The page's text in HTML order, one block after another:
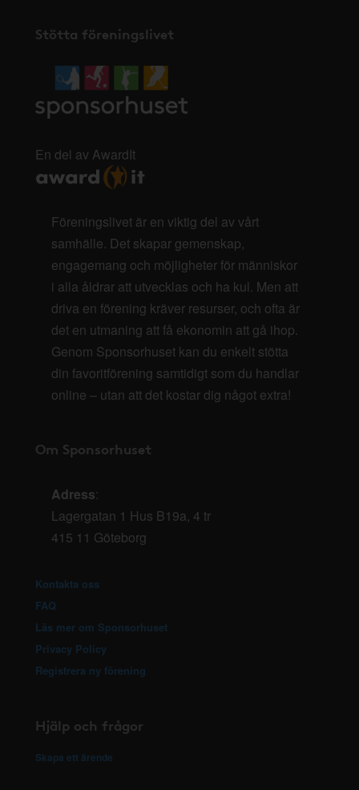
Stötta föreningslivet
En del av AwardIt
Föreningslivet är en viktig del av vårt
samhälle. Det skapar gemenskap,
engagemang och möjligheter för människor
i alla åldrar att utvecklas och ha kul. Men att
driva en förening kräver resurser, och ofta är
det en utmaning att få ekonomin att gå ihop.
Genom Sponsorhuset kan du enkelt stötta
din favoritförening samtidigt som du handlar
online – utan att det kostar dig något extra!
Om Sponsorhuset
Adress:
Lagergatan 1 Hus B19a, 4 tr
415 11 Göteborg
Kontakta oss
FAQ
Läs mer om Sponsorhuset
Privacy Policy
Registrera ny förening
Hjälp och frågor
Skapa ett ärende